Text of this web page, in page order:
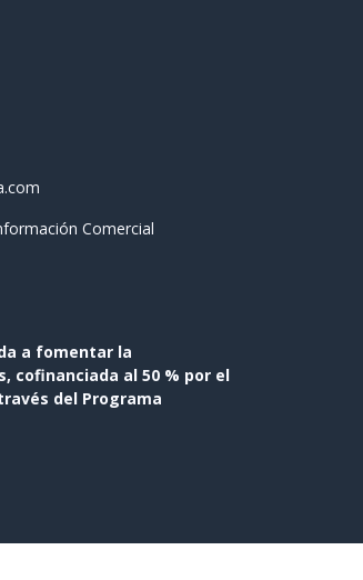
Comercial
a fomentar la
cofinanciada al 50 % por el
del Programa